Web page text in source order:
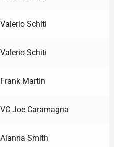
Valerio Schiti
Valerio Schiti
Frank Martin
VC Joe Caramagna
Alanna Smith